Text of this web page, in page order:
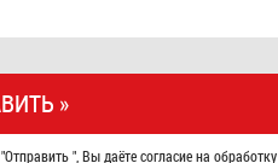
", Вы даёте согласие на обработку